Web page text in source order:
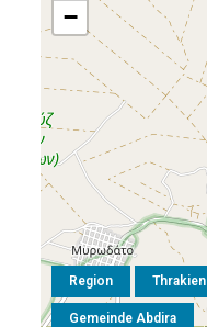
Region Thrakien
Gemeinde Abdira
−